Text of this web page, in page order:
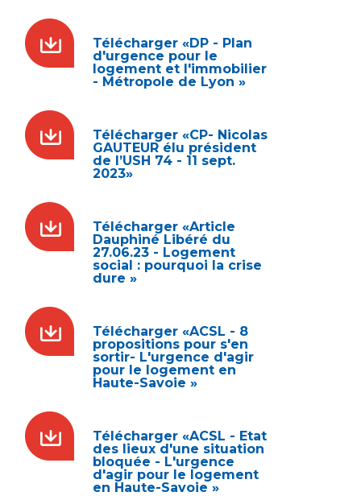
Télécharger «DP - Plan
d'urgence pour le
logement et l'immobilier
- Métropole de Lyon »
Télécharger «CP- Nicolas
GAUTEUR élu président
de l’USH 74 - 11 sept.
2023»
Télécharger «Article
Dauphiné Libéré du
27.06.23 - Logement
social : pourquoi la crise
dure »
Télécharger «ACSL - 8
propositions pour s'en
sortir- L'urgence d'agir
pour le logement en
Haute-Savoie »
Télécharger «ACSL - Etat
des lieux d'une situation
bloquée - L'urgence
d'agir pour le logement
en Haute-Savoie »